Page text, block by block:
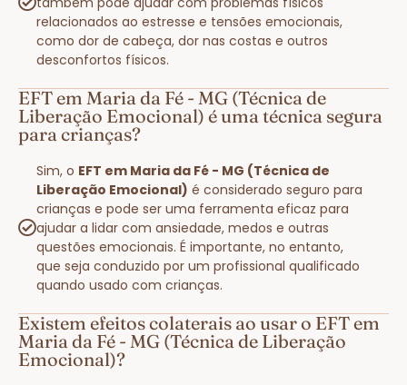
relacionados ao estresse e tensões emocionais,
como dor de cabeça, dor nas costas e outros
desconfortos físicos.
EFT em Maria da Fé - MG (Técnica de
Liberação Emocional) é uma técnica segura
para crianças?
Sim, o EFT em Maria da Fé - MG (Técnica de
Liberação Emocional) é considerado seguro para
crianças e pode ser uma ferramenta eficaz para
ajudar a lidar com ansiedade, medos e outras
questões emocionais. É importante, no entanto,
que seja conduzido por um profissional qualificado
quando usado com crianças.
Existem efeitos colaterais ao usar o EFT em
Maria da Fé - MG (Técnica de Liberação
Emocional)?